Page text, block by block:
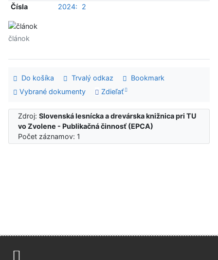
Čísla
2024: 2
článok
Do košíka Trvalý odkaz
Bookmark
Vybrané dokumenty
Zdieľať
Zdroj:Slovenská lesnícka a drevárska knižnica pri TU
vo Zvolene - Publikačná činnosť (EPCA)
Počet záznamov: 1